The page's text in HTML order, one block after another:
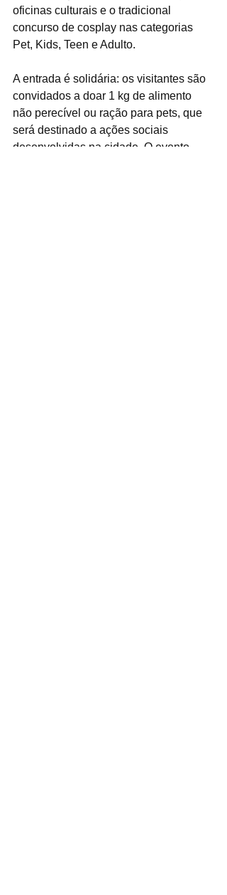
oficinas culturais e o tradicional
concurso de cosplay nas categorias
Pet, Kids, Teen e Adulto.
A entrada é solidária: os visitantes são
convidados a doar 1 kg de alimento
não perecível ou ração para pets, que
será destinado a ações sociais
desenvolvidas na cidade. O evento